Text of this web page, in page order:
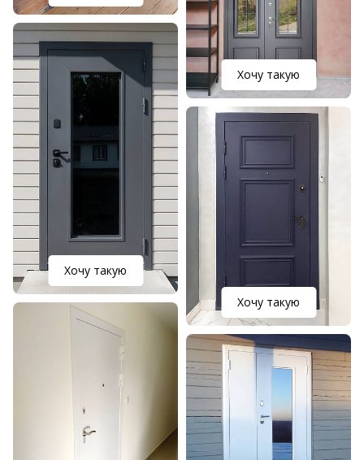
Хочу такую
Хочу такую
Хочу такую